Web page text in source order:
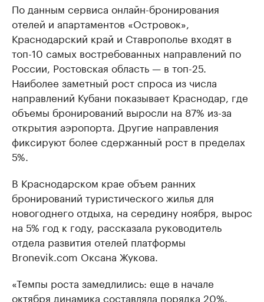
По данным сервиса онлайн-бронирования
отелей и апартаментов «Островок»,
Краснодарский край и Ставрополье входят в
топ-10 самых востребованных направлений по
России, Ростовская область — в топ-25.
Наиболее заметный рост спроса из числа
направлений Кубани показывает Краснодар, где
объемы бронирований выросли на 87% из-за
открытия аэропорта. Другие направления
фиксируют более сдержанный рост в пределах
5%.
В Краснодарском крае объем ранних
бронирований туристического жилья для
новогоднего отдыха, на середину ноября, вырос
на 5% год к году, рассказала руководитель
отдела развития отелей платформы
Bronevik.com Оксана Жукова.
«Темпы роста замедлились: еще в начале
октября динамика составляла порядка 20%.